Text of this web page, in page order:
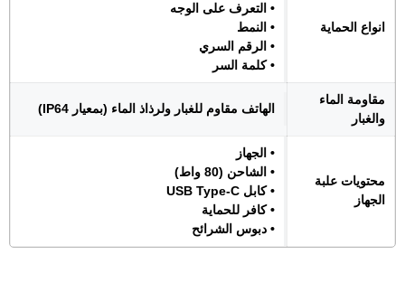
انواع الحماية
• التعرف على الوجه
• النمط
• الرقم السري
• كلمة السر
مقاومة الماء
والغبار
الهاتف مقاوم للغبار ولرذاذ الماء (بمعيار IP64)
محتويات علبة
الجهاز
• الجهاز
• الشاحن (80 واط)
• كابل USB Type-C
• كافر للحماية
• دبوس الشرائح